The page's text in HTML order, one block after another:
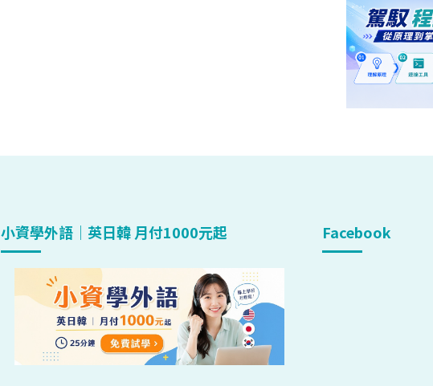
小資學外語｜英日韓 月付1000元起 Facebook